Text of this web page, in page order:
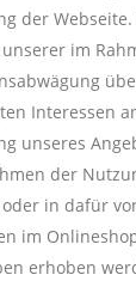
der
im
Interessen
unseres
der
in dafür
im
erhoben